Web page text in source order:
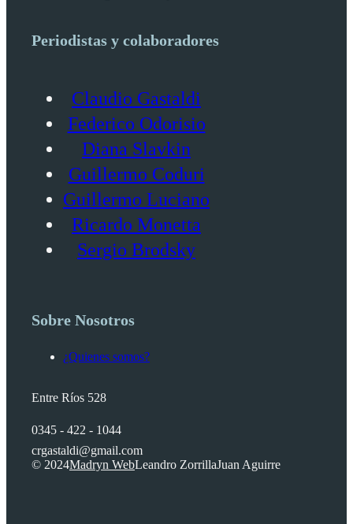
Periodistas y colaboradores
Claudio Gastaldi
Federico Odorisio
Diana Slavkin
Guillermo Coduri
Guillermo Luciano
Ricardo Monetta
Sergio Brodsky
Sobre Nosotros
¿Quienes somos?
Entre Ríos 528
0345 - 422 - 1044
crgastaldi@gmail.com
© 2024Madryn WebLeandro ZorrillaJuan Aguirre